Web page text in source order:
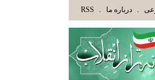
عاقلان هدایت یافته،حرفها را میشنوند و سپس
. درباره ما .
RSS